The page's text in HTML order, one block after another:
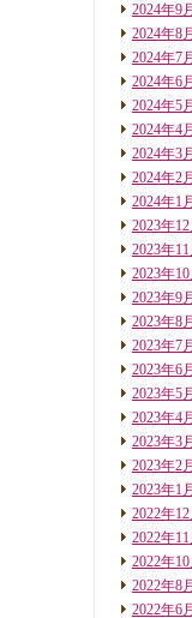
2024年9月
2024年8月
2024年7月
2024年6月
2024年5月
2024年4月
2024年3月
2024年2月
2024年1月
2023年12
2023年11
2023年10
2023年9月
2023年8月
2023年7月
2023年6月
2023年5月
2023年4月
2023年3月
2023年2月
2023年1月
2022年12
2022年11
2022年10
2022年8月
2022年6月